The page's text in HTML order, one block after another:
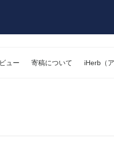
ュー 寄稿について iHerb（